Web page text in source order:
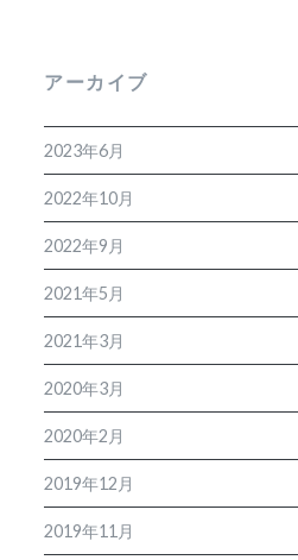
アーカイブ
2023年6月
2022年10月
2022年9月
2021年5月
2021年3月
2020年3月
2020年2月
2019年12月
2019年11月